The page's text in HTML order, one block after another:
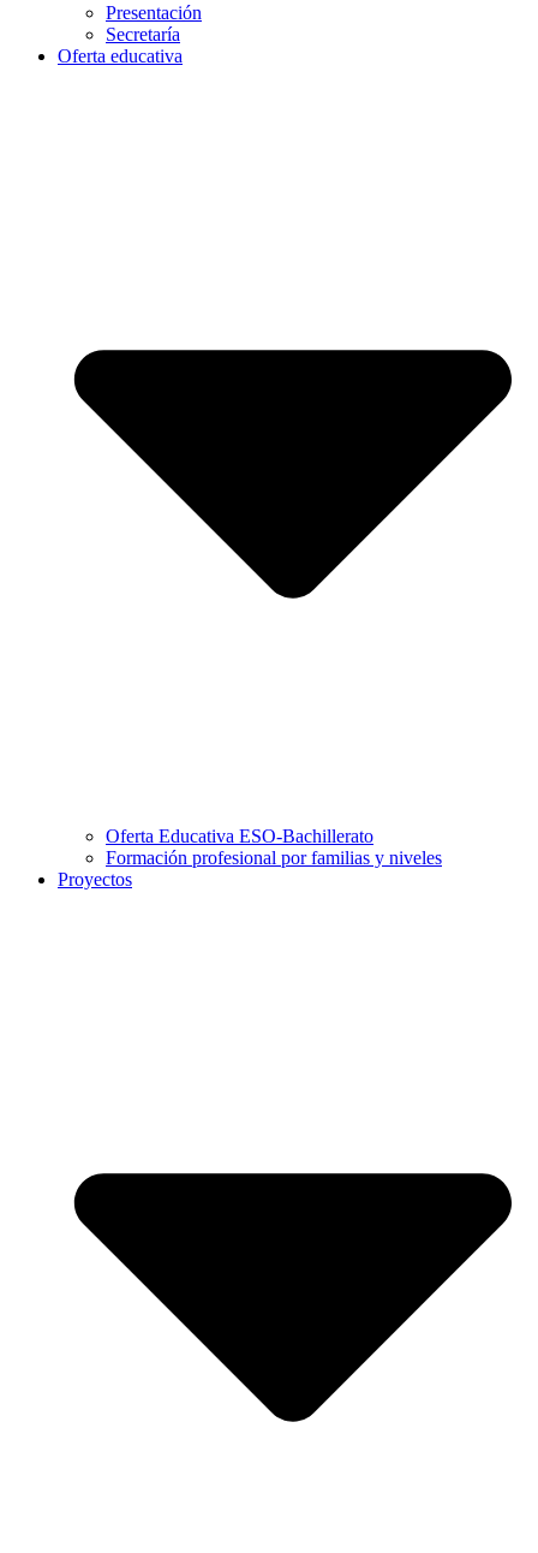
Presentación
Secretaría
Oferta educativa
Oferta Educativa ESO-Bachillerato
Formación profesional por familias y niveles
Proyectos